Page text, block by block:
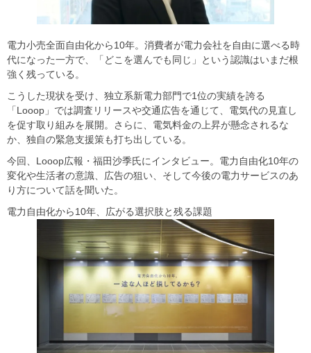
電力小売全面自由化から10年。消費者が電力会社を自由に選べる時
代になった一方で、「どこを選んでも同じ」という認識はいまだ根
強く残っている。
こうした現状を受け、独立系新電力部門で1位の実績を誇る
「Looop」では調査リリースや交通広告を通じて、電気代の見直し
を促す取り組みを展開。さらに、電気料金の上昇が懸念されるな
か、独自の緊急支援策も打ち出している。
今回、Looop広報・福田沙季氏にインタビュー。電力自由化10年の
変化や生活者の意識、広告の狙い、そして今後の電力サービスのあ
り方について話を聞いた。
電力自由化から10年、広がる選択肢と残る課題